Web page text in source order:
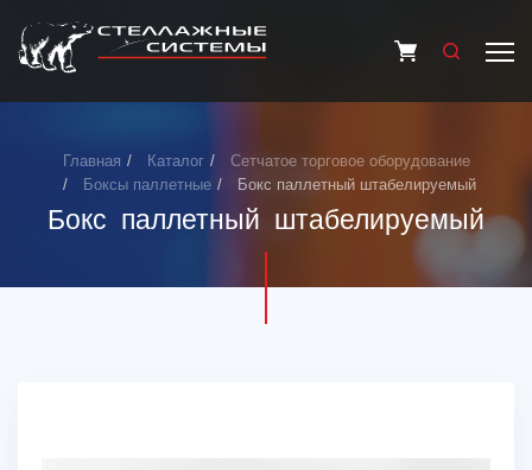
Главная Каталог
Сетчатое торговое оборудование
Боксы паллетные
Бокс паллетный штабелируемый
Бокс паллетный штабелируемый